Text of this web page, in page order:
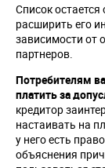
Список
расширить его
зависимости от
партнеров.
Потребителям
платить за
кредитор
настаивать на
у него есть
объяснения